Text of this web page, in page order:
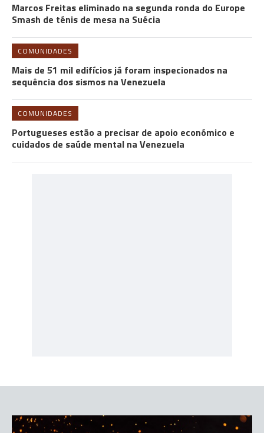
Marcos Freitas eliminado na segunda ronda do Europe
Smash de ténis de mesa na Suécia
COMUNIDADES
Mais de 51 mil edifícios já foram inspecionados na
sequência dos sismos na Venezuela
COMUNIDADES
Portugueses estão a precisar de apoio económico e
cuidados de saúde mental na Venezuela